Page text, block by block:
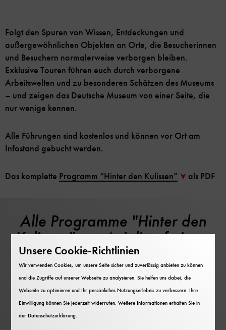
Folgt den Spuren von Wissen, Entdeckungen und
außergewöhnlichen Objekten an Orte, die Besucherinnen
und Besuchern normalerweise verborgen bleiben.
Exklusive Touren führen euch durch verborgene
Arbeitswelten und zu besonderen Schätzen des Museums
– und zeigen das Deutsche Museum von einer Seite, die
nur wenige kennen.
Alle Führungen sind kostenlos und können vor Ort am
Infostand gebucht werden.
Das komplette Programm “Hinter den Kulissen” als PDF
Alle Programme "Hinter den
Kulissen" am 4. Juli auf einem
Blick
Das Tagesprogramm wird um 9:20 Uhr
veröffentlicht.
zum Kalender
Unsere Cookie-Richtlinien
Wir verwenden Cookies, um unsere Seite sicher und zuverlässig anbieten zu können
und die Zugriffe auf unserer Webseite zu analysieren. Sie helfen uns dabei, die
Webseite zu optimieren und Ihr persönliches Nutzungserlebnis zu verbessern. Ihre
Einwilligung können Sie jederzeit widerrufen. Weitere Informationen erhalten Sie in
derDatenschutzerklärung